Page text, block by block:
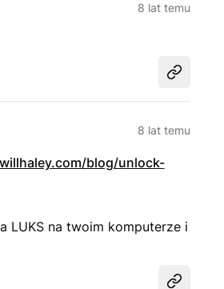
8 lat temu
Udostępnij
8 lat temu
blog/unlock-
LUKS na twoim komputerze i